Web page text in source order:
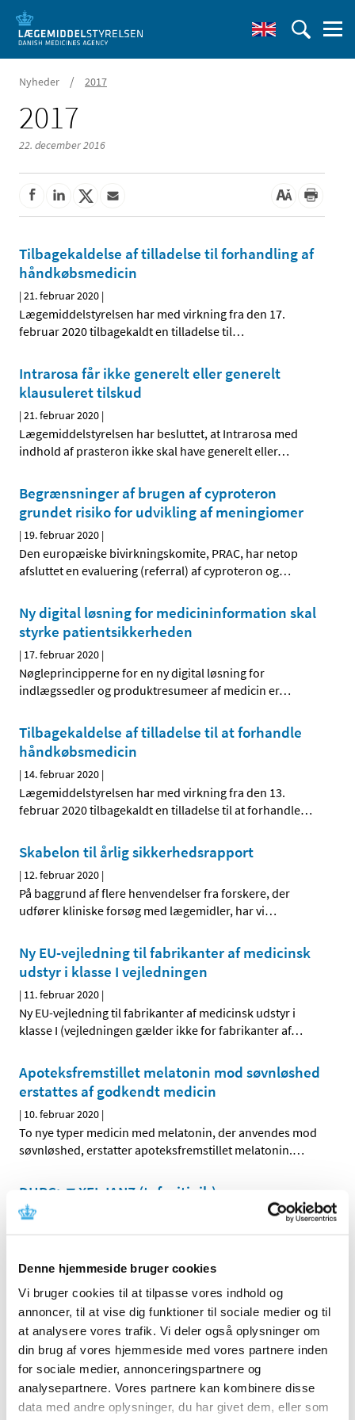
Denne hjemmeside bruger cookies
Vi bruger cookies til at tilpasse vores indhold og
annoncer, til at vise dig funktioner til sociale medier og til
at analysere vores trafik. Vi deler også oplysninger om
din brug af vores hjemmeside med vores partnere inden
for sociale medier, annonceringspartnere og
analysepartnere. Vores partnere kan kombinere disse
data med andre oplysninger, du har givet dem, eller som
Nyheder / 2017
2017
22. december 2016
Tilbagekaldelse af tilladelse til forhandling af
håndkøbsmedicin
|21. februar 2020 |
Lægemiddelstyrelsen har med virkning fra den 17.
februar 2020 tilbagekaldt en tilladelse til…
Intrarosa får ikke generelt eller generelt
klausuleret tilskud
|21. februar 2020 |
Lægemiddelstyrelsen har besluttet, at Intrarosa med
indhold af prasteron ikke skal have generelt eller…
Begrænsninger af brugen af cyproteron
grundet risiko for udvikling af meningiomer
| 19. februar 2020 |
Den europæiske bivirkningskomite, PRAC, har netop
afsluttet en evaluering (referral) af cyproteron og…
Ny digital løsning for medicininformation skal
styrke patientsikkerheden
| 17. februar 2020 |
Nøgleprincipperne for en ny digital løsning for
indlægssedler og produktresumeer af medicin er…
Tilbagekaldelse af tilladelse til at forhandle
håndkøbsmedicin
| 14. februar 2020 |
Lægemiddelstyrelsen har med virkning fra den 13.
februar 2020 tilbagekaldt en tilladelse til at forhandle…
Skabelon til årlig sikkerhedsrapport
| 12. februar 2020 |
På baggrund af flere henvendelser fra forskere, der
udfører kliniske forsøg med lægemidler, har vi…
Ny EU-vejledning til fabrikanter af medicinsk
udstyr i klasse I vejledningen
| 11. februar 2020 |
Ny EU-vejledning til fabrikanter af medicinsk udstyr i
klasse I (vejledningen gælder ikke for fabrikanter af…
Apoteksfremstillet melatonin mod søvnløshed
erstattes af godkendt medicin
| 10. februar 2020 |
To nye typer medicin med melatonin, der anvendes mod
søvnløshed, erstatter apoteksfremstillet melatonin.…
DHPC: ▼XELJANZ (tofacitinib)
|7. februar 2020
Øget risiko for venøs tromboemboli og øget risiko for
Myndighederne forbereder sig på en hurtig
godkendelse af vaccine mod coronavirus
|6. februar 2020|
Lægemiddelmyndigheder verden over støtter forskere og
virksomheder i hurtigt at udvikle en vaccine mod
DHPC: Cordarone (amiodaron) injektionsvæske